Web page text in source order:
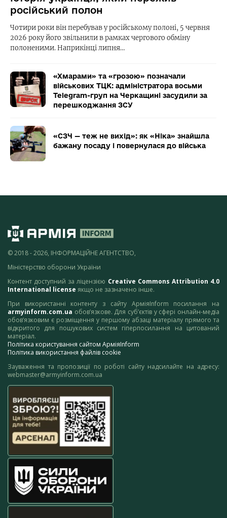
російський полон
Чотири роки він перебував у російському полоні, 5 червня
2026 року його звільнили в рамках чергового обміну
полоненими. Наприкінці липня…
«Хмарами» та «грозою» позначали
військових ТЦК: адміністратора восьми
Telegram-груп на Черкащині засудили за
перешкоджання ЗСУ
«СЗЧ — теж не вихід»: як «Ніка» знайшла
бажану посаду і повернулася до війська
© 2018 - 2026, ІНФОРМАЦІЙНЕ АГЕНТСТВО,
Міністерство оборони України
Контент доступний за ліцензією Creative Commons Attribution 4.0
International license якщо не зазначено інше.
При використанні контенту з сайту АрміяInform посилання на
armyinform.com.ua обов’язкове. Для суб’єктів у сфері онлайн-медіа
обов’язковим є розміщення у першому абзаці матеріалу прямого та
відкритого для пошукових систем гіперпосилання на цитований
матеріал.
Політика користування сайтом АрміяInform
Політика використання файлів cookie
Зауваження та пропозиції по роботі сайту надсилайте на адресу:
webmaster@armyinform.com.ua